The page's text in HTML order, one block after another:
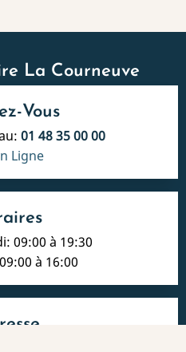
La Courneuve
Vous
01 48 35 00 00
Ligne
09:00 à 19:30
à 16:00